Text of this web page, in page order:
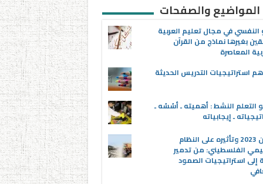
المواضيع والصفحات
النفسي في مجال تعليم العربية
بغيرها نماذج من القرآن
المعاصرة
استراتيجيات التدريس الحديثة
التعلم النشط : أهميته ـ أسُسُه ـ
ـ إيجابياته
عدوان 2023 وتأثيره على النظام
الفلسطيني: من تدمير
إلى استراتيجيات الصمود